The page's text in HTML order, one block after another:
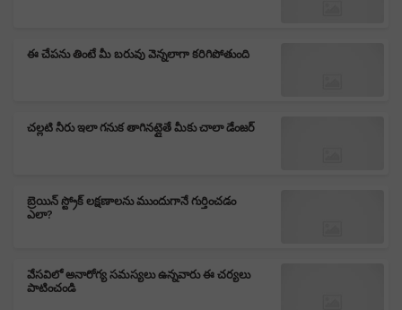
ఈ చేపను తింటే మీ బరువు వెన్నలాగా కరిగిపోతుంది
చల్లటి నీరు ఇలా గనుక తాగినట్లైతే మీకు చాలా డేంజర్
బ్రెయిన్ స్ట్రోక్ లక్షణాలను ముందుగానే గుర్తించడం
ఎలా?
వేసవిలో అనారోగ్య సమస్యలు ఉన్నవారు ఈ చర్యలు
పాటించండి